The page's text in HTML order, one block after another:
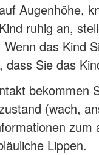
Augenhöhe,
ruhig an,
das Kind
dass Sie das
bekommen
(wach,
zum
Lippen.